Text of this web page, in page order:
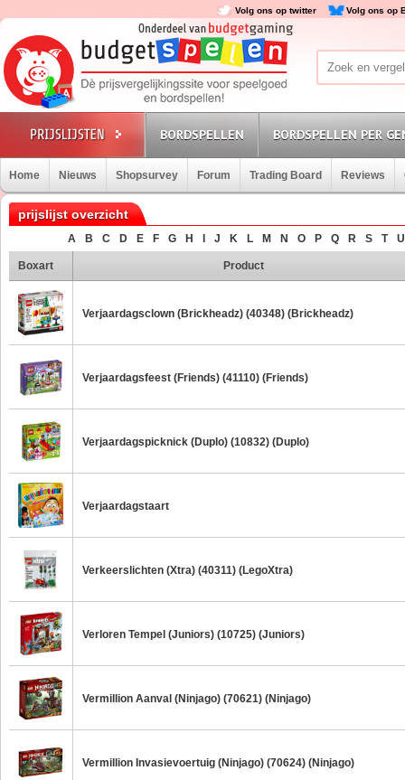
Volg ons op twitter Volg ons op
BORDSPELLEN BORDSPELLEN PER
Home Nieuws Shopsurvey Forum Trading Board Reviews
prijslijst overzicht
A B C D E F G H J K L M N O P Q R S T U
Boxart Product
Verjaardagsclown (Brickheadz) (40348) (Brickheadz)
Verjaardagsfeest (Friends) (41110) (Friends)
Verjaardagspicknick (Duplo) (10832) (Duplo)
Verjaardagstaart
Verkeerslichten (Xtra) (40311) (LegoXtra)
Verloren Tempel (Juniors) (10725) (Juniors)
Vermillion Aanval (Ninjago) (70621) (Ninjago)
Vermillion Invasievoertuig (Ninjago) (70624) (Ninjago)